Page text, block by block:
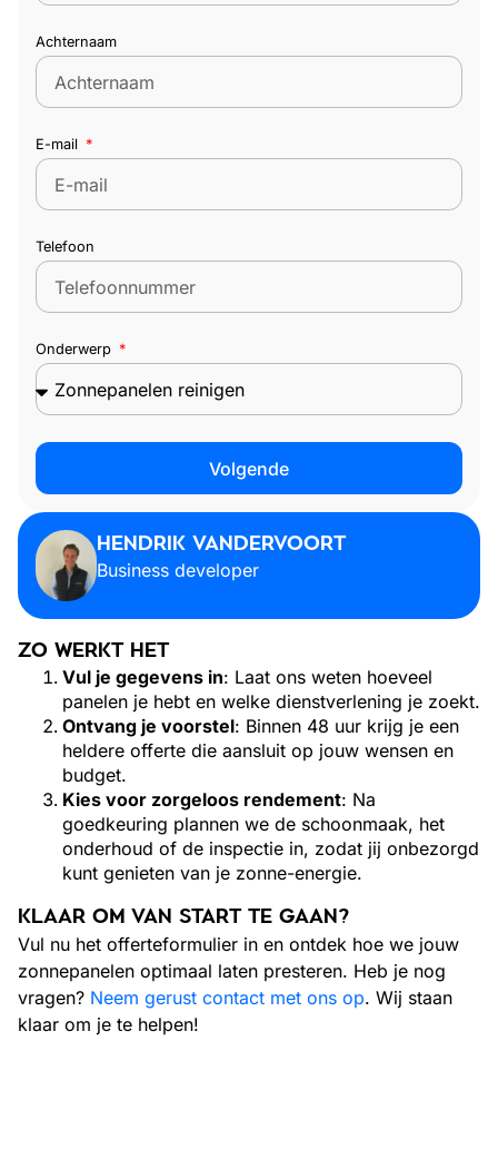
HENDRIK VANDERVOORT
Business developer
ZO WERKT HET
Vul je gegevens in: Laat ons weten hoeveel
panelen je hebt en welke dienstverlening je zoekt.
Ontvang je voorstel: Binnen 48 uur krijg je een
heldere offerte die aansluit op jouw wensen en
budget.
Kies voor zorgeloos rendement: Na
goedkeuring plannen we de schoonmaak, het
onderhoud of de inspectie in, zodat jij onbezorgd
kunt genieten van je zonne-energie.
KLAAR OM VAN START TE GAAN?
Vul nu het offerteformulier in en ontdek hoe we jouw
zonnepanelen optimaal laten presteren. Heb je nog
vragen? Neem gerust contact met ons op. Wij staan
klaar om je te helpen!
Achternaam
E-mail
Telefoon
Onderwerp
Volgende